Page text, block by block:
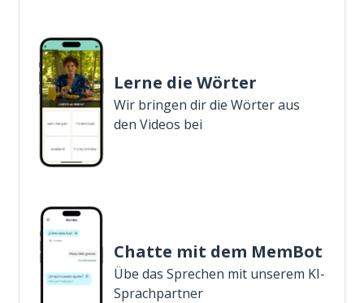
Lerne die Wörter
Wir bringen dir die Wörter aus
den Videos bei
Chatte mit dem MemBot
Übe das Sprechen mit unserem KI-
Sprachpartner